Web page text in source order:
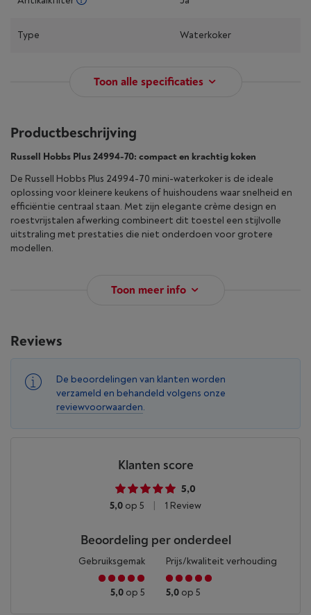
Type Waterkoker
Toon alle specificaties
Productbeschrijving
Russell Hobbs Plus 24994-70: compact en krachtig koken
De Russell Hobbs Plus 24994-70 mini-waterkoker is de ideale
oplossing voor kleinere keukens of huishoudens waar snelheid en
efficiëntie centraal staan. Met zijn elegante crème design en
roestvrijstalen afwerking combineert dit toestel een stijlvolle
uitstraling met prestaties die niet onderdoen voor grotere
modellen.
Toon meer info
Reviews
De beoordelingen van klanten worden
verzameld en behandeld volgens onze
reviewvoorwaarden.
Klanten score
5,0
5,0 op 5 1 Review
Beoordeling per onderdeel
Gebruiksgemak
5,0 op 5
Prijs/kwaliteit verhouding
5,0 op 5